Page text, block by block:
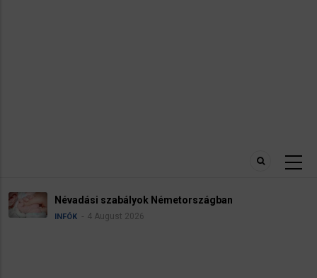
Névadási szabályok Németországban
INFÓK 4 August 2026